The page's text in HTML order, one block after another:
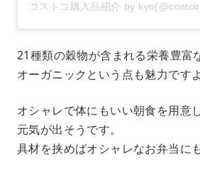
21種類の穀物が含まれる栄養豊富
オーガニックという点も魅力ですよ
オシャレで体にもいい朝食を用意
元気が出そうです。
具材を挟めばオシャレなお弁当に